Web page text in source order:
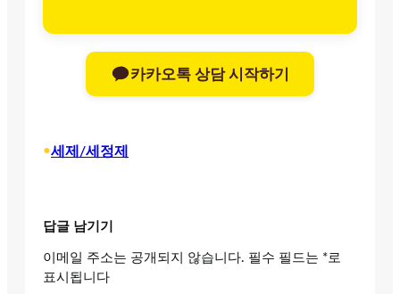
카카오톡 상담 시작하기
•세제/세정제
답글 남기기
이메일 주소는 공개되지 않습니다. 필수 필드는 *로
표시됩니다